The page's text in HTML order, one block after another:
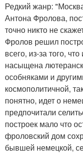
Редкий жанр:
Антона Фролова,
точно никто не
Фролов решил
всего, из-за того,
насыщена
особняками и
космополитичной,
понятно, идет о
предпочитали
построек мало что
фроловский дом
бывшей немецкой,